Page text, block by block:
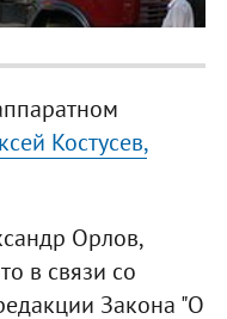
Костусев,
Орлов,
в связи со
Закона "О